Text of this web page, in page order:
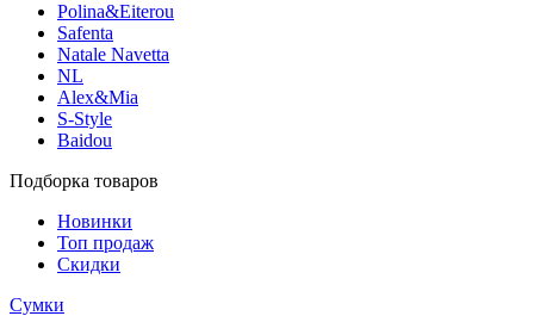
Polina&Eiterou
Safenta
Natale Navetta
NL
Alex&Mia
S-Style
Baidou
Подборка товаров
Новинки
Топ продаж
Скидки
Сумки